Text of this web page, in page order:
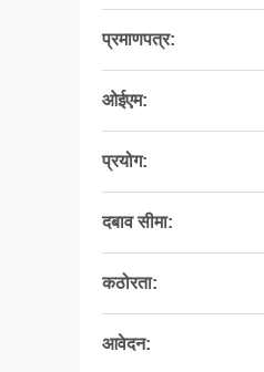
प्रमाणपत्र:
ओईएम:
प्रयोग:
दबाव सीमा:
कठोरता:
आवेदन: